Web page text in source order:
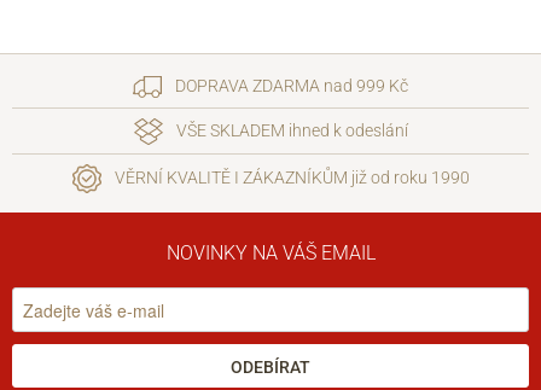
DOPRAVA ZDARMA nad 999 Kč
VŠE SKLADEM ihned k odeslání
VĚRNÍ KVALITĚ I ZÁKAZNÍKŮM již od roku 1990
NOVINKY NA VÁŠ EMAIL
ODEBÍRAT